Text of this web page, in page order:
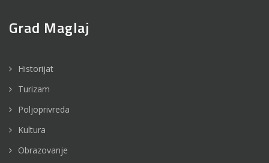
Grad Maglaj
Historijat
Turizam
Poljoprivreda
Kultura
Obrazovanje